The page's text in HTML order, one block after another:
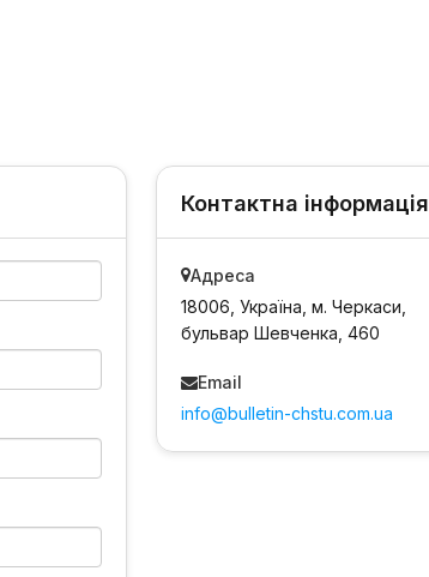
Контактна інформація
Адреса
18006, Україна, м. Черкаси,
бульвар Шевченка, 460
Email
info@bulletin-chstu.com.ua